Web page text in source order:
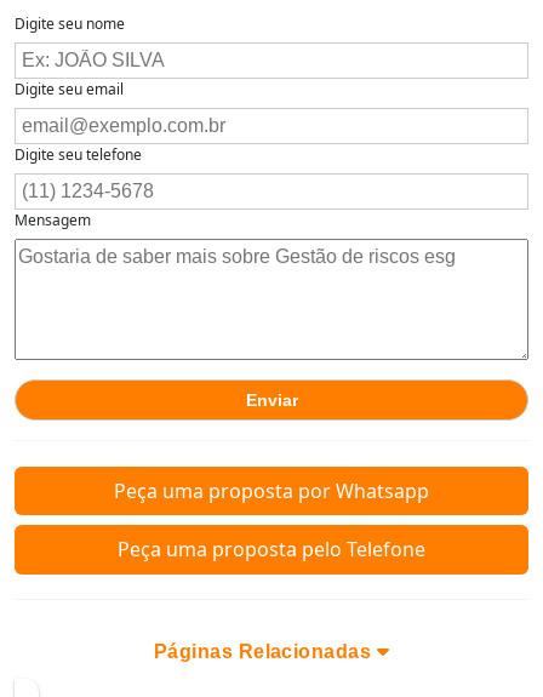
Digite seu nome
Digite seu email
Digite seu telefone
Mensagem
Peça uma proposta por Whatsapp
Peça uma proposta pelo Telefone
Páginas Relacionadas